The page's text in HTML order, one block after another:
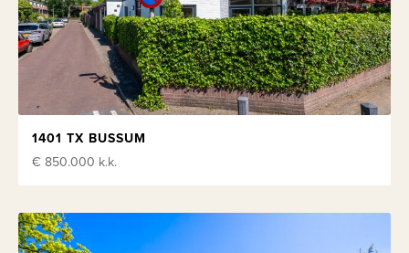
1401 TX BUSSUM
€ 850.000 k.k.